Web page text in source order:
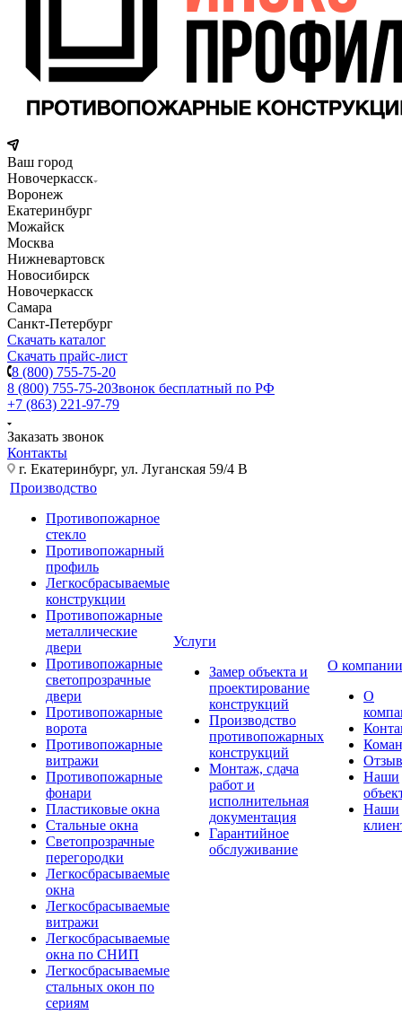
Ваш город
Новочеркасск
Воронеж
Екатеринбург
Можайск
Москва
Нижневартовск
Новосибирск
Новочеркасск
Самара
Санкт-Петербург
Скачать каталог
Скачать прайс-лист
8 (800) 755-75-20
8 (800) 755-75-20Звонок бесплатный по РФ
+7 (863) 221-97-79
Заказать звонок
Контакты
г. Екатеринбург, ул. Луганская 59/4 В
Производство
Противопожарное
стекло
Противопожарный
профиль
Легкосбрасываемые
конструкции
Противопожарные
металлические
двери
Противопожарные
светопрозрачные
двери
Противопожарные
ворота
Противопожарные
витражи
Противопожарные
фонари
Пластиковые окна
Стальные окна
Светопрозрачные
перегородки
Легкосбрасываемые
окна
Легкосбрасываемые
витражи
Легкосбрасываемые
окна по СНИП
Легкосбрасываемые
стальных окон по
сериям
Услуги
Замер объекта и
проектирование
конструкций
Производство
противопожарных
конструкций
Монтаж, сдача
работ и
исполнительная
документация
Гарантийное
обслуживание
О компании
О
Наши
Наши